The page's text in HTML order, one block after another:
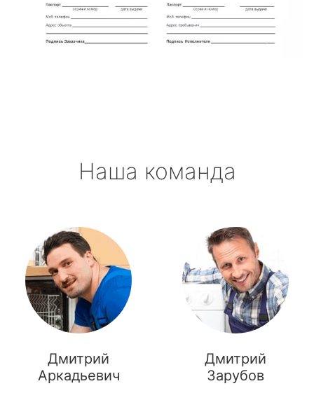
Наша команда
Дмитрий
Аркадьевич
Дмитрий
Зарубов